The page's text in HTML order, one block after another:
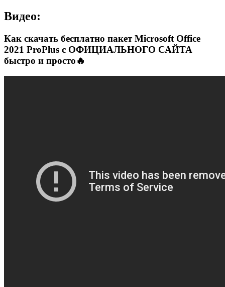
Видео:
Как скачать бесплатно пакет Microsoft Office
2021 ProPlus с ОФИЦИАЛЬНОГО САЙТА
быстро и просто🔥